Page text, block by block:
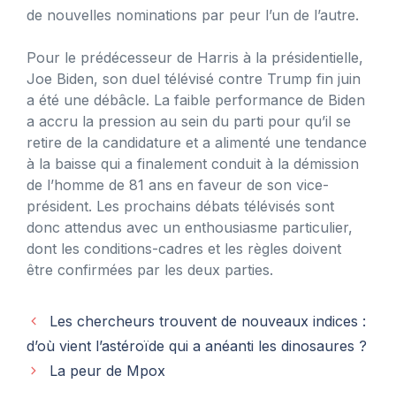
de nouvelles nominations par peur l’un de l’autre.
Pour le prédécesseur de Harris à la présidentielle,
Joe Biden, son duel télévisé contre Trump fin juin
a été une débâcle. La faible performance de Biden
a accru la pression au sein du parti pour qu’il se
retire de la candidature et a alimenté une tendance
à la baisse qui a finalement conduit à la démission
de l’homme de 81 ans en faveur de son vice-
président. Les prochains débats télévisés sont
donc attendus avec un enthousiasme particulier,
dont les conditions-cadres et les règles doivent
être confirmées par les deux parties.
Les chercheurs trouvent de nouveaux indices :
d’où vient l’astéroïde qui a anéanti les dinosaures ?
La peur de Mpox